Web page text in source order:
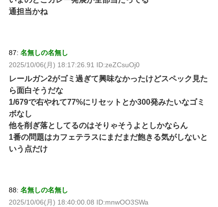
通担当かね
87: 名無しの名無し
2025/10/06(月) 18:17:26.91 ID:zeZCsuOj0
レールガン2がゴミ過ぎて興味なかったけどスペック見た
ら面白そうだな
1/679で右やれて77%にリセットとか300発みたいなゴミ
ボなし
他を削ぎ落としてるのはそりゃそうよとしかならん
1番の問題はカフェテラスにまだまだ飽きる気がしないと
いう点だけ
88: 名無しの名無し
2025/10/06(月) 18:40:00.08 ID:mnwOO3SWa